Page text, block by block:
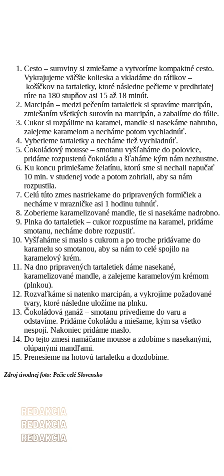
Cesto – suroviny si zmiešame a vytvoríme kompaktné cesto.
Vykrajujeme väčšie kolieska a vkladáme do ráfikov –
košíčkov na tartaletky, ktoré následne pečieme v predhriatej
rúre na 180 stupňov asi 15 až 18 minút.
Marcipán – medzi pečením tartaletiek si spravíme marcipán,
zmiešaním všetkých surovín na marcipán, a zabalíme do fólie.
Cukor si rozpálime na karamel, mandle si nasekáme nahrubo,
zalejeme karamelom a necháme potom vychladnúť.
Vyberieme tartaletky a necháme tiež vychladnúť.
Čokoládový mousse – smotanu vyšľaháme do polovice,
pridáme rozpustenú čokoládu a šľaháme kým nám nezhustne.
Ku koncu primiešame želatínu, ktorú sme si nechali napučať
10 min. v studenej vode a potom zohriali, aby sa nám
rozpustila.
Celú túto zmes nastriekame do pripravených formičiek a
necháme v mrazničke asi 1 hodinu tuhnúť.
Zoberieme karamelizované mandle, tie si nasekáme nadrobno.
Plnka do tartaletiek – cukor rozpustíme na karamel, pridáme
smotanu, necháme dobre rozpustiť.
Vyšľaháme si maslo s cukrom a po troche pridávame do
karamelu so smotanou, aby sa nám to celé spojilo na
karamelový krém.
Na dno pripravených tartaletiek dáme nasekané,
karamelizované mandle, a zalejeme karamelovým krémom
(plnkou).
Rozvaľkáme si natenko marcipán, a vykrojíme požadované
tvary, ktoré následne uložíme na plnku.
Čokoládová ganáž – smotanu privedieme do varu a
odstavíme. Pridáme čokoládu a miešame, kým sa všetko
nespojí. Nakoniec pridáme maslo.
Do tejto zmesi namáčame mousse a zdobíme s nasekanými,
olúpanými mandľami.
Prenesieme na hotovú tartaletku a dozdobíme.
Zdroj úvodnej foto: Pečie celé Slovensko